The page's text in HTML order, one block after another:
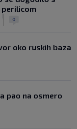
perilicom
0
oko ruskih baza
pao na osmero